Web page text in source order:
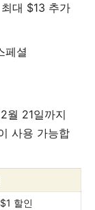
대 $13 추가
월 21일까지
사용 가능합
할인